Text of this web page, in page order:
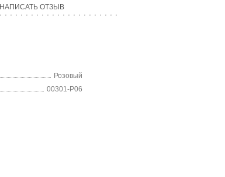
НАПИСАТЬ ОТЗЫВ
Розовый
00301-P06